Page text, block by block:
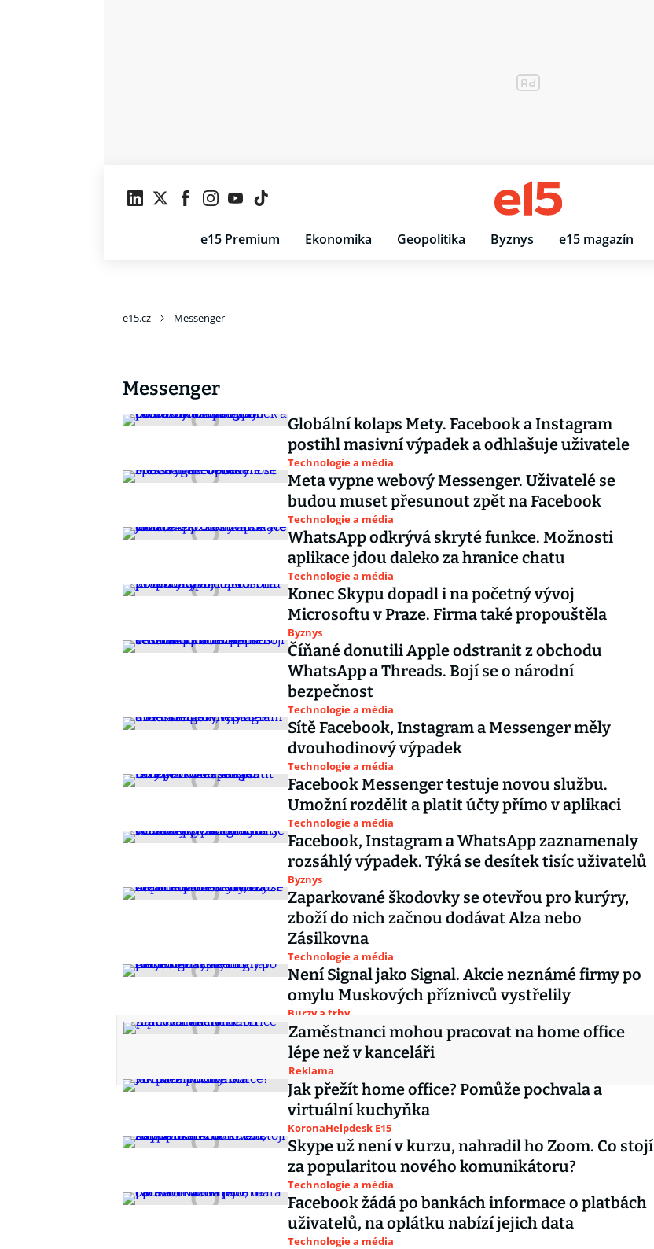
e15 Premium Ekonomika Geopolitika Byznys e15 magazín
e15.cz Messenger
Messenger
Globální kolaps Mety. Facebook a Instagram
postihl masivní výpadek a odhlašuje uživatele
Technologie a média
Meta vypne webový Messenger. Uživatelé se
budou muset přesunout zpět na Facebook
Technologie a média
WhatsApp odkrývá skryté funkce. Možnosti
aplikace jdou daleko za hranice chatu
Technologie a média
Konec Skypu dopadl i na početný vývoj
Microsoftu v Praze. Firma také propouštěla
Byznys
Číňané donutili Apple odstranit z obchodu
WhatsApp a Threads. Bojí se o národní
bezpečnost
Technologie a média
Sítě Facebook, Instagram a Messenger měly
dvouhodinový výpadek
Technologie a média
Facebook Messenger testuje novou službu.
Umožní rozdělit a platit účty přímo v aplikaci
Technologie a média
Facebook, Instagram a WhatsApp zaznamenaly
rozsáhlý výpadek. Týká se desítek tisíc uživatelů
Byznys
Zaparkované škodovky se otevřou pro kurýry,
zboží do nich začnou dodávat Alza nebo
Zásilkovna
Technologie a média
Není Signal jako Signal. Akcie neznámé firmy po
omylu Muskových příznivců vystřelily
Burzy a trhy
Zaměstnanci mohou pracovat na home office
lépe než v kanceláři
Reklama
Jak přežít home office? Pomůže pochvala a
virtuální kuchyňka
KoronaHelpdesk E15
Skype už není v kurzu, nahradil ho Zoom. Co stojí
za popularitou nového komunikátoru?
Technologie a média
Facebook žádá po bankách informace o platbách
uživatelů, na oplátku nabízí jejich data
Technologie a média